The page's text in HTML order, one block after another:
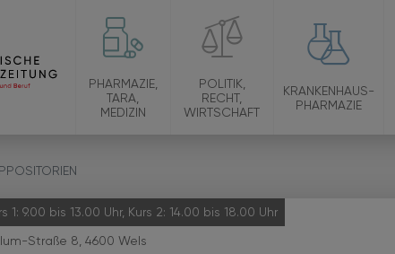
PHARMAZIE,
TARA,
MEDIZIN
POLITIK,
RECHT,
WIRTSCHAFT
KRANKENHAUS-
PHARMAZIE
1: 9.00 bis 13.00 Uhr, Kurs 2: 14.00 bis 18.00 Uhr
Straße 8, 4600 Wels